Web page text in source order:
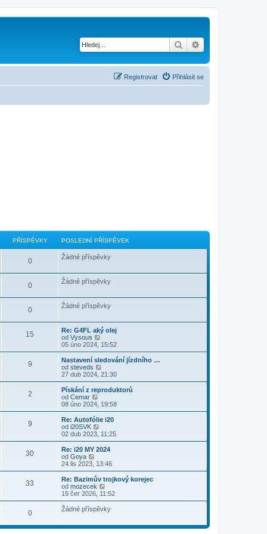
Hledat
Přihlásit se
Registrovat
PŘÍSPĚVKY POSLEDNÍ PŘÍSPĚVEK
0 Žádné příspěvky
0 Žádné příspěvky
0 Žádné příspěvky
15
Re: G4FL aký olej
od Vysous
o
b
r
a
z
p
o
s
e
n
í
p
í
s
p
ě
v
e
k
05 úno 2024, 15:52
9
Nastavení sledování jízdního …
od steveds
o
b
r
z
p
o
s
e
n
í
p
ř
í
s
p
v
e
27 dub 2024, 21:30
2
Pískání z reproduktorů
od Cemar
o
b
r
a
z
t
p
o
s
e
d
n
í
p
í
08 úno 2024, 19:58
9
Re: Autofólie i20
od i20SVK
o
b
r
z
p
o
s
e
n
02 dub 2023, 11:25
30
Re: i20 MY 2024
od Goya
o
b
r
a
z
p
s
24 lis 2023, 13:46
33
Re: Bazimův trojkový korejec
od mozecek
o
b
r
a
i
15 čer 2026, 11:52
0 Žádné příspěvky